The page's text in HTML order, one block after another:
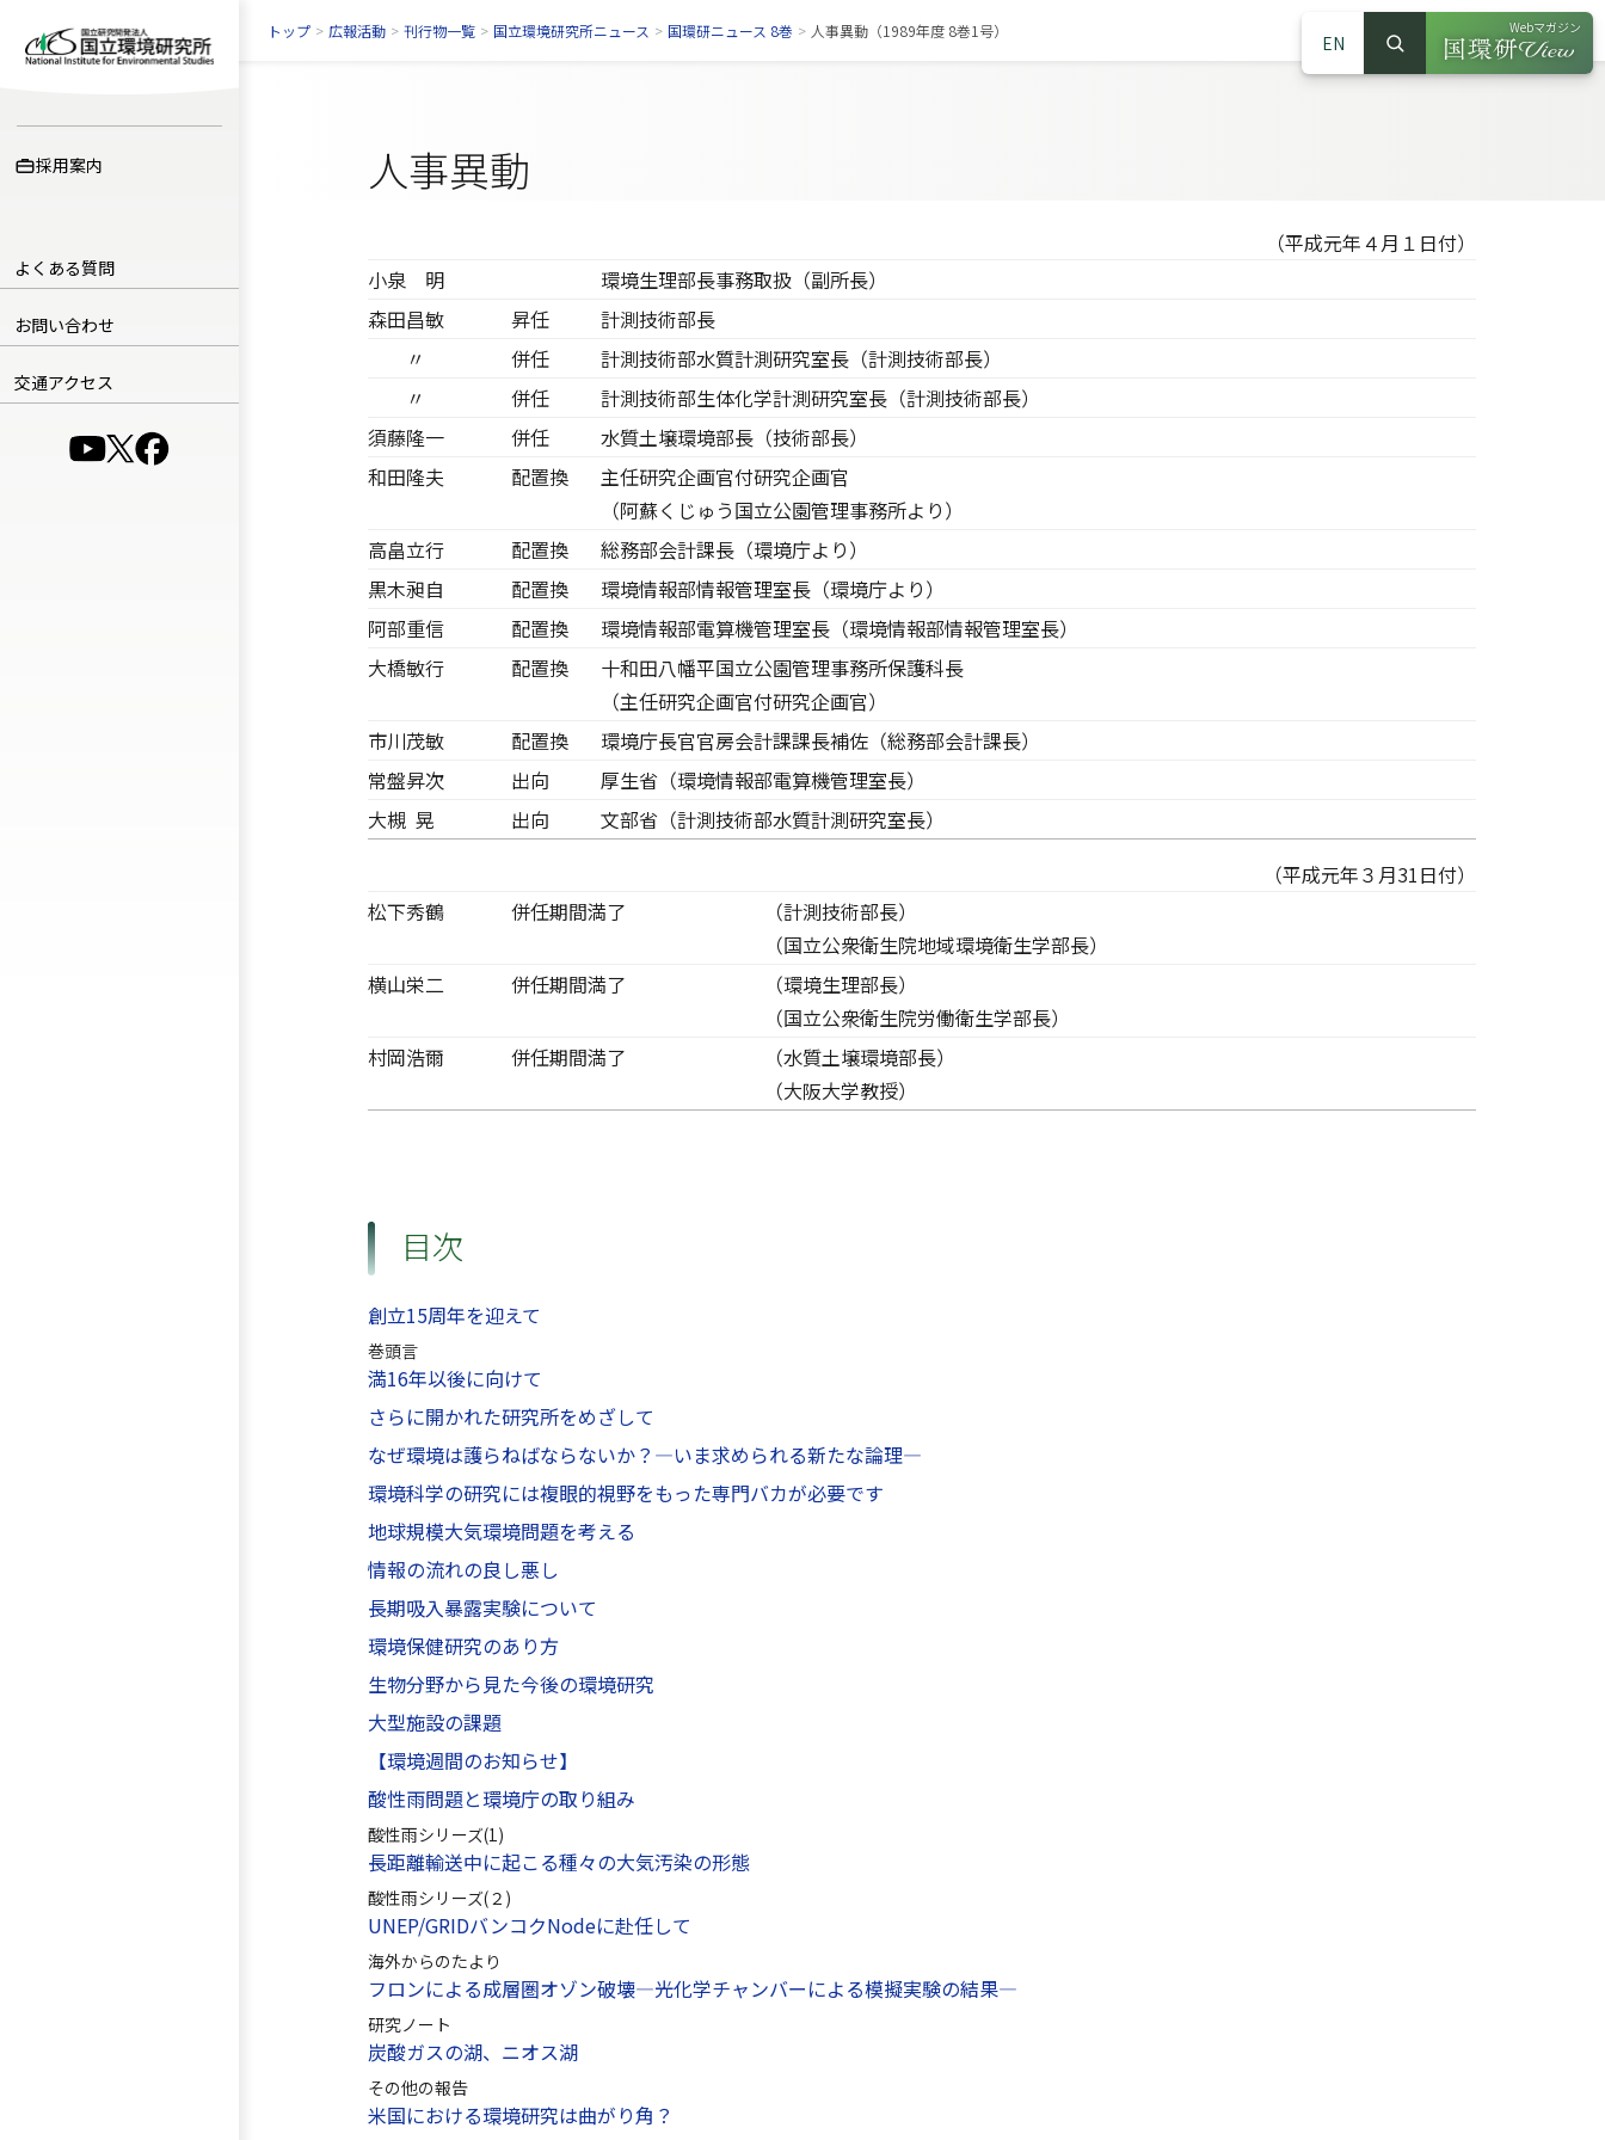
採用案内
よくある質問
お問い合わせ
交通アクセス
（別ウインドウで開きます）
（別ウインドウで開きます）
（別ウインドウで開きます）
EN
サイト内検索
検索
Webマガジン
（別ウインドウ
トップ > 広報活動 > 刊行物一覧 > 国立環境研究所ニュース > 国環研ニュース 8巻 > 人事異動（1989年度 8巻1号）
人事異動
（平成元年４月１日付）
小泉 明
環境生理部長事務取扱（副所長）
森田昌敏
昇任
計測技術部長
〃
併任
計測技術部水質計測研究室長（計測技術部長）
〃
併任
計測技術部生体化学計測研究室長（計測技術部長）
須藤隆一
併任
水質土壌環境部長（技術部長）
和田隆夫
配置換
主任研究企画官付研究企画官
（阿蘇くじゅう国立公園管理事務所より）
高畠立行
配置換
総務部会計課長（環境庁より）
黒木昶自
配置換
環境情報部情報管理室長（環境庁より）
阿部重信
配置換
環境情報部電算機管理室長（環境情報部情報管理室長）
大橋敏行
配置換
十和田八幡平国立公園管理事務所保護科長
（主任研究企画官付研究企画官）
市川茂敏
配置換
環境庁長官官房会計課課長補佐（総務部会計課長）
常盤昇次
出向
厚生省（環境情報部電算機管理室長）
大槻 晃
出向
文部省（計測技術部水質計測研究室長）
（平成元年３月31日付）
松下秀鶴
併任期間満了
（計測技術部長）
（国立公衆衛生院地域環境衛生学部長）
横山栄二
併任期間満了
（環境生理部長）
（国立公衆衛生院労働衛生学部長）
村岡浩爾
併任期間満了
（水質土壌環境部長）
（大阪大学教授）
目次
創立15周年を迎えて
巻頭言
満16年以後に向けて
さらに開かれた研究所をめざして
なぜ環境は護らねばならないか？—いま求められる新たな論理—
環境科学の研究には複眼的視野をもった専門バカが必要です
地球規模大気環境問題を考える
情報の流れの良し悪し
長期吸入暴露実験について
環境保健研究のあり方
生物分野から見た今後の環境研究
大型施設の課題
【環境週間のお知らせ】
酸性雨問題と環境庁の取り組み
酸性雨シリーズ(1)
長距離輸送中に起こる種々の大気汚染の形態
酸性雨シリーズ(２)
UNEP/GRIDバンコクNodeに赴任して
海外からのたより
フロンによる成層圏オゾン破壊—光化学チャンバーによる模擬実験の結果—
研究ノート
炭酸ガスの湖、ニオス湖
その他の報告
米国における環境研究は曲がり角？